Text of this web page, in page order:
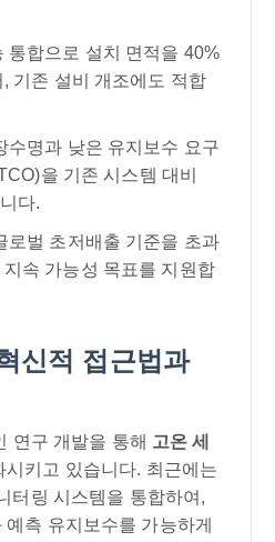
통합으로 설치 면적을 40%
기존 설비 개조에도 적합
수명과 낮은 유지보수 요구
을 기존 시스템 대비
다.
로벌 초저배출 기준을 초과
속 가능성 목표를 지원합
신적 접근법과
연구 개발을 통해 고온 세
시키고 있습니다. 최근에는
터링 시스템을 통합하여,
측 유지보수를 가능하게